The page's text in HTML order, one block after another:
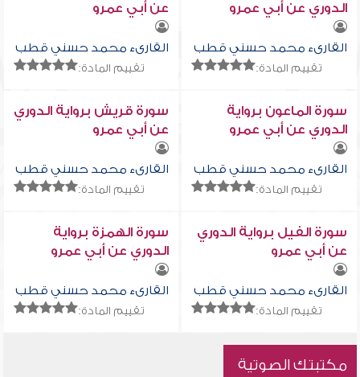
الدوري عن أبي عمرو
القارىء محمد حسني قطب
تقييم المادة:
عن أبي عمرو
القارىء محمد حسني قطب
تقييم المادة:
سورة الماعون برواية
الدوري عن أبي عمرو
القارىء محمد حسني قطب
تقييم المادة:
سورة قريش برواية الدوري
عن أبي عمرو
القارىء محمد حسني قطب
تقييم المادة:
سورة الفيل برواية الدوري
عن أبي عمرو
القارىء محمد حسني قطب
تقييم المادة:
سورة الهمزة برواية
الدوري عن أبي عمرو
القارىء محمد حسني قطب
تقييم المادة:
مكتبتك الصوتية